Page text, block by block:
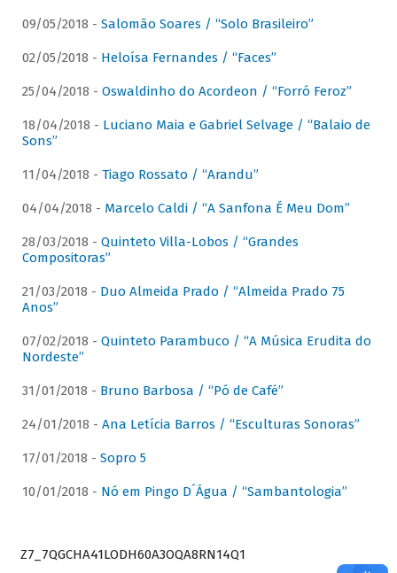
09/05/2018 - Salomão Soares / “Solo Brasileiro”
02/05/2018 - Heloísa Fernandes / “Faces”
25/04/2018 - Oswaldinho do Acordeon / “Forró Feroz”
18/04/2018 - Luciano Maia e Gabriel Selvage / “Balaio de
Sons”
11/04/2018 - Tiago Rossato / “Arandu”
04/04/2018 - Marcelo Caldi / “A Sanfona É Meu Dom”
28/03/2018 - Quinteto Villa-Lobos / “Grandes
Compositoras”
21/03/2018 - Duo Almeida Prado / “Almeida Prado 75
Anos”
07/02/2018 - Quinteto Parambuco / “A Música Erudita do
Nordeste”
31/01/2018 - Bruno Barbosa / “Pó de Café”
24/01/2018 - Ana Letícia Barros / “Esculturas Sonoras”
17/01/2018 - Sopro 5
10/01/2018 - Nó em Pingo D´Água / “Sambantologia”
Z7_7QGCHA41LODH60A3OQA8RN14Q1